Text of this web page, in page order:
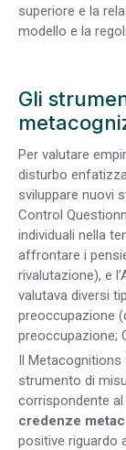
superiore e la
modello e la
Gli
Per valutare
disturbo
sviluppare nuovi
Control
individuali nella
affrontare i
rivalutazione), e
valutava diversi
preoccupazione
preoccupazione;
Il Metacognitions
strumento di
corrispondente
credenze
positive riguardo